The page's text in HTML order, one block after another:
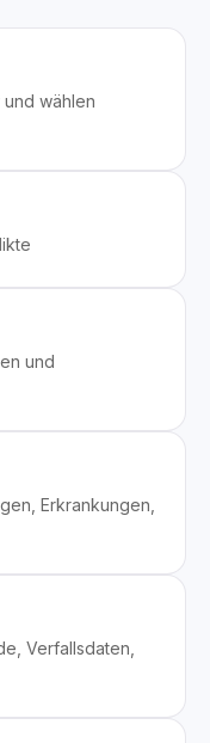
wählen
und
Erkrankungen,
Verfallsdaten,